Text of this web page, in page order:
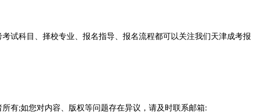
试科目、择校专业、报名指导、报名流程都可以关注我们天津成考报
有;如您对内容、版权等问题存在异议，请及时联系邮箱: